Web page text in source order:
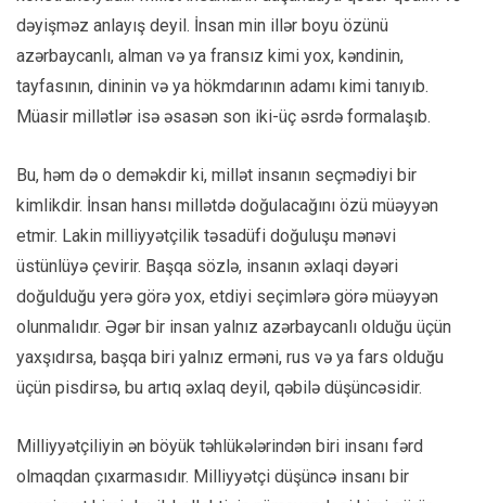
dəyişməz anlayış deyil. İnsan min illər boyu özünü
azərbaycanlı, alman və ya fransız kimi yox, kəndinin,
tayfasının, dininin və ya hökmdarının adamı kimi tanıyıb.
Müasir millətlər isə əsasən son iki-üç əsrdə formalaşıb.
Bu, həm də o deməkdir ki, millət insanın seçmədiyi bir
kimlikdir. İnsan hansı millətdə doğulacağını özü müəyyən
etmir. Lakin milliyyətçilik təsadüfi doğuluşu mənəvi
üstünlüyə çevirir. Başqa sözlə, insanın əxlaqi dəyəri
doğulduğu yerə görə yox, etdiyi seçimlərə görə müəyyən
olunmalıdır. Əgər bir insan yalnız azərbaycanlı olduğu üçün
yaxşıdırsa, başqa biri yalnız erməni, rus və ya fars olduğu
üçün pisdirsə, bu artıq əxlaq deyil, qəbilə düşüncəsidir.
Milliyyətçiliyin ən böyük təhlükələrindən biri insanı fərd
olmaqdan çıxarmasıdır. Milliyyətçi düşüncə insanı bir